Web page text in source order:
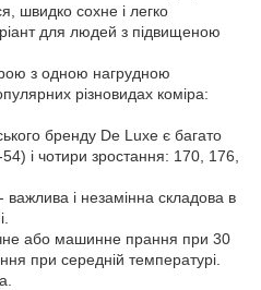
швидко сохне і легко
для людей з підвищеною
з одною нагрудною
різновидах коміра:
бренду De Luxe є багато
54) і чотири зростання: 170, 176,
і незамінна складова в
або машинне прання при 30
при середній температурі.